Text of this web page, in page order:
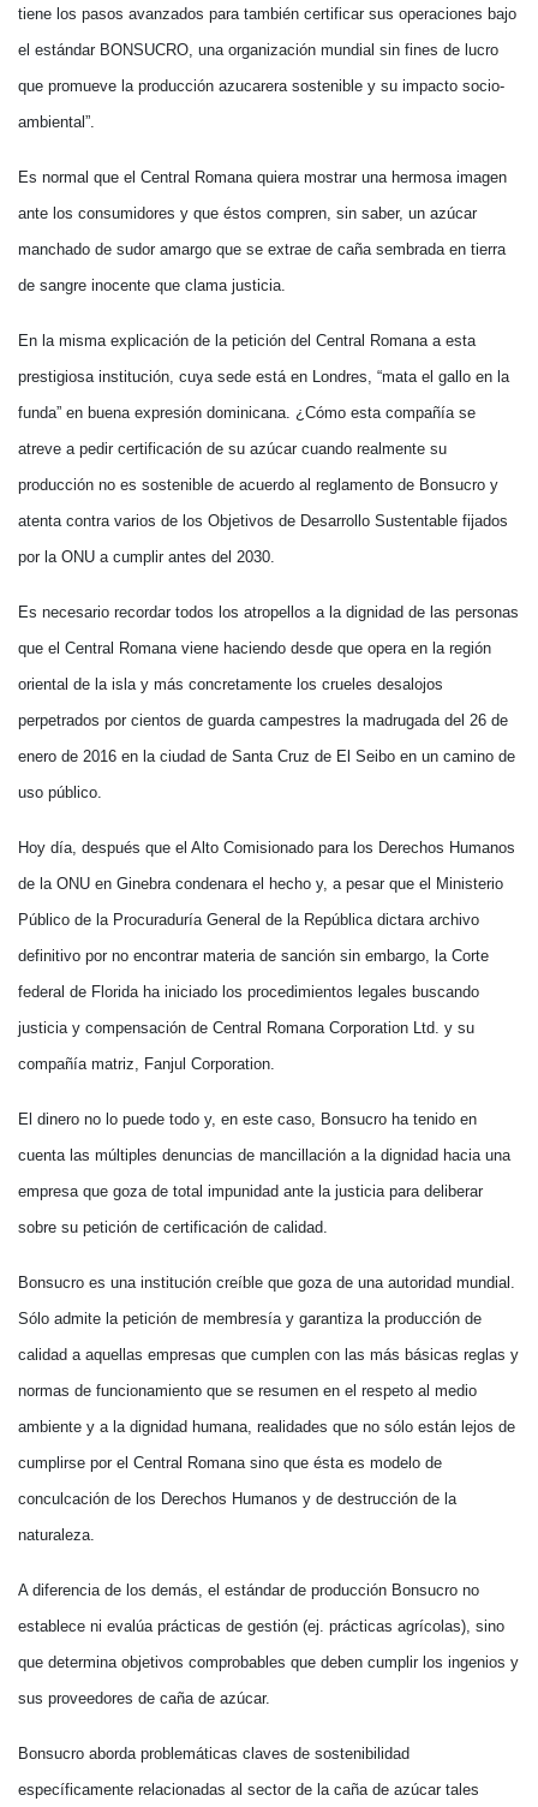
tiene los pasos avanzados para también certificar sus operaciones bajo
el estándar BONSUCRO, una organización mundial sin fines de lucro
que promueve la producción azucarera sostenible y su impacto socio-
ambiental”.
Es normal que el Central Romana quiera mostrar una hermosa imagen
ante los consumidores y que éstos compren, sin saber, un azúcar
manchado de sudor amargo que se extrae de caña sembrada en tierra
de sangre inocente que clama justicia.
En la misma explicación de la petición del Central Romana a esta
prestigiosa institución, cuya sede está en Londres, “mata el gallo en la
funda” en buena expresión dominicana. ¿Cómo esta compañía se
atreve a pedir certificación de su azúcar cuando realmente su
producción no es sostenible de acuerdo al reglamento de Bonsucro y
atenta contra varios de los Objetivos de Desarrollo Sustentable fijados
por la ONU a cumplir antes del 2030.
Es necesario recordar todos los atropellos a la dignidad de las personas
que el Central Romana viene haciendo desde que opera en la región
oriental de la isla y más concretamente los crueles desalojos
perpetrados por cientos de guarda campestres la madrugada del 26 de
enero de 2016 en la ciudad de Santa Cruz de El Seibo en un camino de
uso público.
Hoy día, después que el Alto Comisionado para los Derechos Humanos
de la ONU en Ginebra condenara el hecho y, a pesar que el Ministerio
Público de la Procuraduría General de la República dictara archivo
definitivo por no encontrar materia de sanción sin embargo, la Corte
federal de Florida ha iniciado los procedimientos legales buscando
justicia y compensación de Central Romana Corporation Ltd. y su
compañía matriz, Fanjul Corporation.
El dinero no lo puede todo y, en este caso, Bonsucro ha tenido en
cuenta las múltiples denuncias de mancillación a la dignidad hacia una
empresa que goza de total impunidad ante la justicia para deliberar
sobre su petición de certificación de calidad.
Bonsucro es una institución creíble que goza de una autoridad mundial.
Sólo admite la petición de membresía y garantiza la producción de
calidad a aquellas empresas que cumplen con las más básicas reglas y
normas de funcionamiento que se resumen en el respeto al medio
ambiente y a la dignidad humana, realidades que no sólo están lejos de
cumplirse por el Central Romana sino que ésta es modelo de
conculcación de los Derechos Humanos y de destrucción de la
naturaleza.
A diferencia de los demás, el estándar de producción Bonsucro no
establece ni evalúa prácticas de gestión (ej. prácticas agrícolas), sino
que determina objetivos comprobables que deben cumplir los ingenios y
sus proveedores de caña de azúcar.
Bonsucro aborda problemáticas claves de sostenibilidad
específicamente relacionadas al sector de la caña de azúcar tales